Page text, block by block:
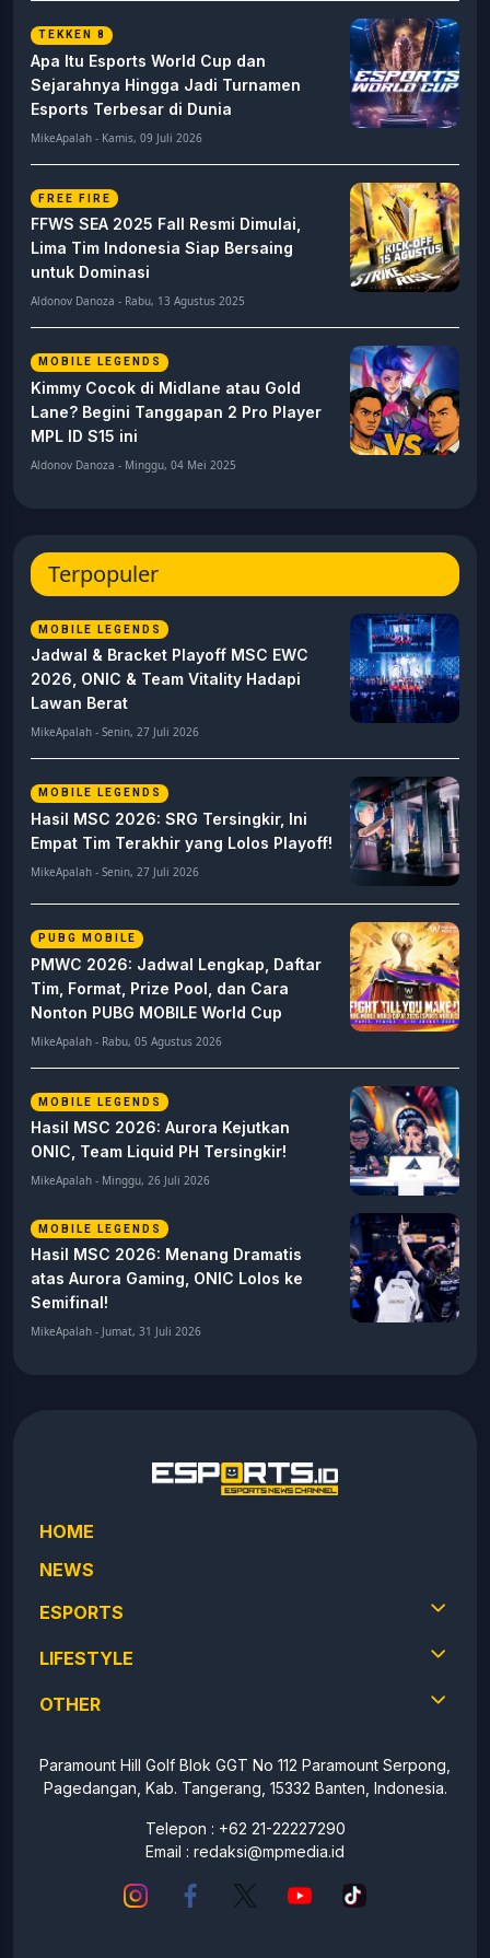
TEKKEN 8
Apa Itu Esports World Cup dan
Sejarahnya Hingga Jadi Turnamen
Esports Terbesar di Dunia
MikeApalah - Kamis, 09 Juli 2026
FREE FIRE
FFWS SEA 2025 Fall Resmi Dimulai,
Lima Tim Indonesia Siap Bersaing
untuk Dominasi
Aldonov Danoza - Rabu, 13 Agustus 2025
MOBILE LEGENDS
Kimmy Cocok di Midlane atau Gold
Lane? Begini Tanggapan 2 Pro Player
MPL ID S15 ini
Aldonov Danoza - Minggu, 04 Mei 2025
Terpopuler
MOBILE LEGENDS
Jadwal & Bracket Playoff MSC EWC
2026, ONIC & Team Vitality Hadapi
Lawan Berat
MikeApalah - Senin, 27 Juli 2026
MOBILE LEGENDS
Hasil MSC 2026: SRG Tersingkir, Ini
Empat Tim Terakhir yang Lolos Playoff!
MikeApalah - Senin, 27 Juli 2026
PUBG MOBILE
PMWC 2026: Jadwal Lengkap, Daftar
Tim, Format, Prize Pool, dan Cara
Nonton PUBG MOBILE World Cup
MikeApalah - Rabu, 05 Agustus 2026
MOBILE LEGENDS
Hasil MSC 2026: Aurora Kejutkan
ONIC, Team Liquid PH Tersingkir!
MikeApalah - Minggu, 26 Juli 2026
MOBILE LEGENDS
Hasil MSC 2026: Menang Dramatis
atas Aurora Gaming, ONIC Lolos ke
Semifinal!
MikeApalah - Jumat, 31 Juli 2026
HOME
NEWS
ESPORTS
LIFESTYLE
OTHER
Paramount Hill Golf Blok GGT No 112 Paramount Serpong,
Pagedangan, Kab. Tangerang, 15332 Banten, Indonesia.
Telepon : +62 21-22227290
Email : redaksi@mpmedia.id